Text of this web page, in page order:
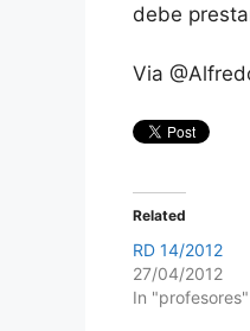
debe
Via
Related
RD 14/2012
27/04/2012
In "profesores"